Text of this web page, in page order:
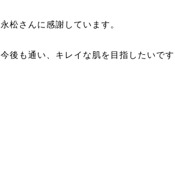
永松さんに感謝しています。
今後も通い、キレイな肌を目指したいです